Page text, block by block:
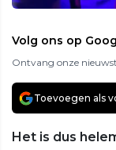
Volg ons op
Ontvang onze
Toevoegen als
Het is dus